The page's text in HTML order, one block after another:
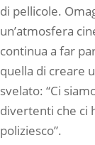
di pellicole.
un’atmosfera
continua a far
quella di creare
svelato: “Ci
divertenti che ci
poliziesco”.